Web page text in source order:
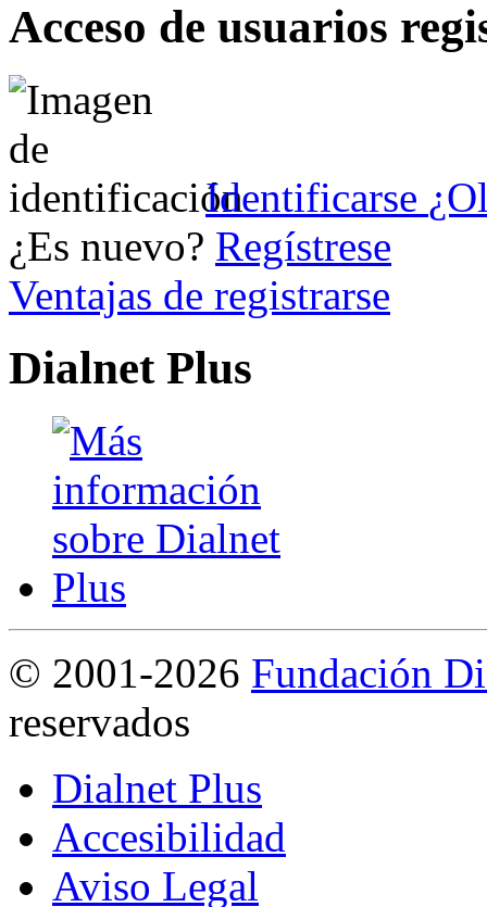
Acceso de usuarios
Identificarse
¿Es nuevo? Regístrese
Ventajas de registrarse
Dialnet Plus
© 2001-2026 Fundación
reservados
Dialnet Plus
Accesibilidad
Aviso Legal